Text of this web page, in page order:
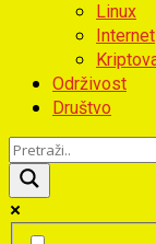
Linux
Internet
Održivost
Društvo